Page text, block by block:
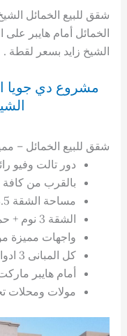
شقق للبيع الخمائل
الخمائل أمام هايبر
الشيخ زايد بسعر لقطة .
مشروع دي جويا
شقق للبيع الخمائل –
دور تالت وفيو
بالقرب من
مساحة الشقة 163.5 متر.
الشقة 3 نوم + حمام + ريسبشن + مطبخ.
واجهات مميزة
كل المبانى 3 ادوار وارضى.
أمام هايبر
مولات ومحلات